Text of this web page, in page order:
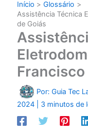
Início
Glossário
Assistência Técnica
de Goiás
Francisco
Por: Guia Tec
2024
3 minutos de